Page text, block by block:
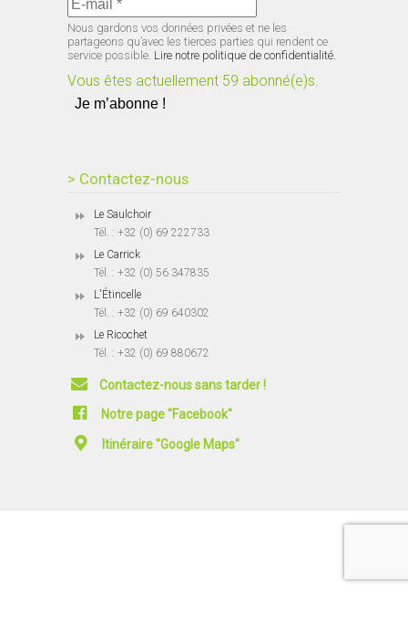
Nous gardons vos données privées et ne les
partageons qu’avec les tierces parties qui rendent ce
service possible. Lire notre politique de confidentialité.
Vous êtes actuellement 59 abonné(e)s.
> Contactez-nous
Le Saulchoir
Tél. : +32 (0) 69 222733
Le Carrick
Tél. : +32 (0) 56 347835
L'Étincelle
Tél. : +32 (0) 69 640302
Le Ricochet
Tél. : +32 (0) 69 880672
Contactez-nous sans tarder !
Notre page "Facebook"
Itinéraire "Google Maps"